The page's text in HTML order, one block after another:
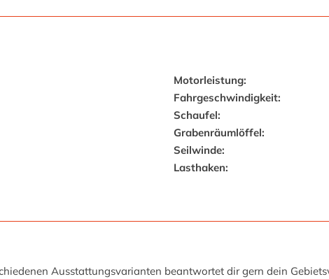
Motorleistung:
Fahrgeschwindigkeit:
Schaufel:
Grabenräumlöffel:
Seilwinde:
Lasthaken:
Ausstattungsvarianten beantwortet dir gern dein